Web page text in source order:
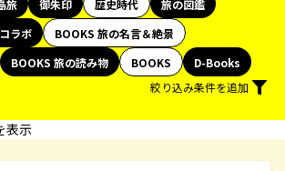
旅 御朱印 歴史時代
旅の図鑑
ラボ
BOOKS 旅の名言＆絶景
BOOKS 旅の読み物 BOOKS
D-Books
絞り込み条件を追加
表示